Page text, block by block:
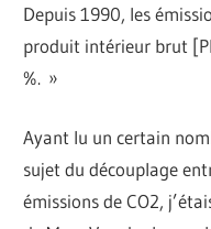
Depuis 1990, les
produit intérieur brut
%. »
Ayant lu un certain
sujet du découplage
émissions de CO2,